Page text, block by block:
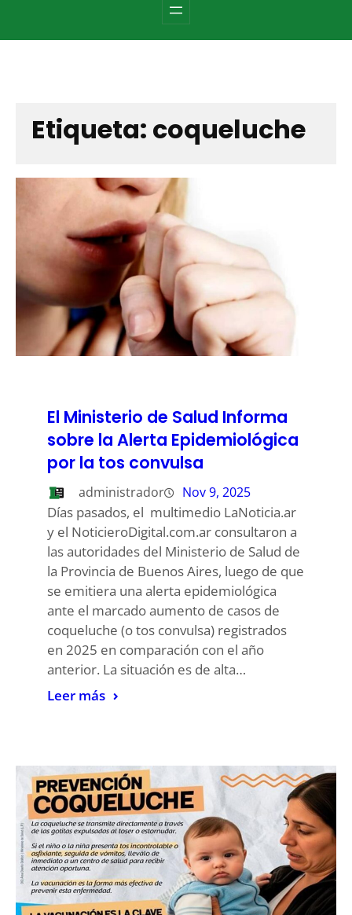
Etiqueta: coqueluche
El Ministerio de Salud Informa
sobre la Alerta Epidemiológica
por la tos convulsa
administrador Nov 9, 2025
Días pasados, el multimedio LaNoticia.ar
y el NoticieroDigital.com.ar consultaron a
las autoridades del Ministerio de Salud de
la Provincia de Buenos Aires, luego de que
se emitiera una alerta epidemiológica
ante el marcado aumento de casos de
coqueluche (o tos convulsa) registrados
en 2025 en comparación con el año
anterior. La situación es de alta…
Leer más